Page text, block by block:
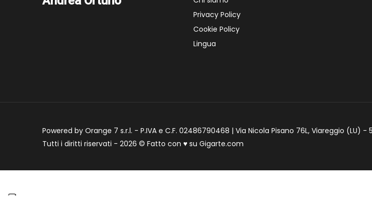
Privacy Policy
Cookie Policy
Lingua
Powered by Orange 7 s.r.l. - P.IVA e C.F. 02486790468 | Via Nicola Pisano 76L, Viareggio (LU) -
Tutti i diritti riservati - 2026 © Fatto con ♥ su Gigarte.com